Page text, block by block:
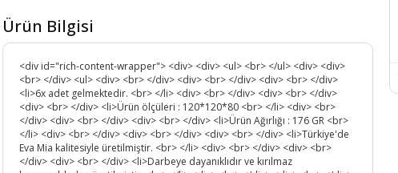
Ürün Bilgisi
<div id="rich-content-wrapper"> <div> <div> <ul> <br> </ul> <div> <div>
<br> </div> <ul> <div> <br> </div> <div> <br> </div> <div> <br> </div>
<li>6x adet gelmektedir. <br> </li> <div> <br> </div> <div> <br> </div>
<div> <br> </div> <li>Ürün ölçüleri : 120*120*80 <br> </li> <div> <br>
</div> <div> <br> </div> <div> <br> </div> <li>Ürün Ağırlığı : 176 GR <br>
</li> <div> <br> </div> <div> <br> </div> <div> <br> </div> <li>Türkiye'de
Eva Mia kalitesiyle üretilmiştir. <br> </li> <div> <br> </div> <div> <br>
</div> <div> <br> </div> <li>Darbeye dayanıklıdır ve kırılmaz